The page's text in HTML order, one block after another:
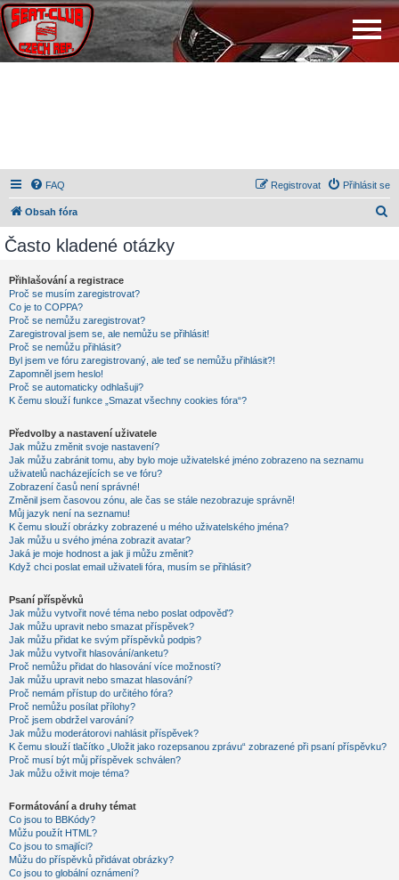
FAQ Přihlásit se
Registrovat
Obsah fóra
Často kladené otázky
Přihlašování a registrace
Proč se musím zaregistrovat?
Co je to COPPA?
Proč se nemůžu zaregistrovat?
Zaregistroval jsem se, ale nemůžu se přihlásit!
Proč se nemůžu přihlásit?
Byl jsem ve fóru zaregistrovaný, ale teď se nemůžu přihlásit?!
Zapomněl jsem heslo!
Proč se automaticky odhlašuji?
K čemu slouží funkce „Smazat všechny cookies fóra“?
Předvolby a nastavení uživatele
Jak můžu změnit svoje nastavení?
Jak můžu zabránit tomu, aby bylo moje uživatelské jméno zobrazeno na seznamu
uživatelů nacházejících se ve fóru?
Zobrazení časů není správné!
Změnil jsem časovou zónu, ale čas se stále nezobrazuje správně!
Můj jazyk není na seznamu!
K čemu slouží obrázky zobrazené u mého uživatelského jména?
Jak můžu u svého jména zobrazit avatar?
Jaká je moje hodnost a jak ji můžu změnit?
Když chci poslat email uživateli fóra, musím se přihlásit?
Psaní příspěvků
Jak můžu vytvořit nové téma nebo poslat odpověď?
Jak můžu upravit nebo smazat příspěvek?
Jak můžu přidat ke svým příspěvků podpis?
Jak můžu vytvořit hlasování/anketu?
Proč nemůžu přidat do hlasování více možností?
Jak můžu upravit nebo smazat hlasování?
Proč nemám přístup do určitého fóra?
Proč nemůžu posílat přílohy?
Proč jsem obdržel varování?
Jak můžu moderátorovi nahlásit příspěvek?
K čemu slouží tlačítko „Uložit jako rozepsanou zprávu“ zobrazené při psaní příspěvku?
Proč musí být můj příspěvek schválen?
Jak můžu oživit moje téma?
Formátování a druhy témat
Co jsou to BBKódy?
Můžu použít HTML?
Co jsou to smajlíci?
Můžu do příspěvků přidávat obrázky?
Co jsou to globální oznámení?